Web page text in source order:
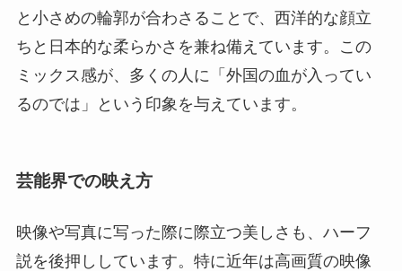
と小さめの輪郭が合わさることで、西洋的な顔立
ちと日本的な柔らかさを兼ね備えています。この
ミックス感が、多くの人に「外国の血が入ってい
るのでは」という印象を与えています。
芸能界での映え方
映像や写真に写った際に際立つ美しさも、ハーフ
説を後押ししています。特に近年は高画質の映像